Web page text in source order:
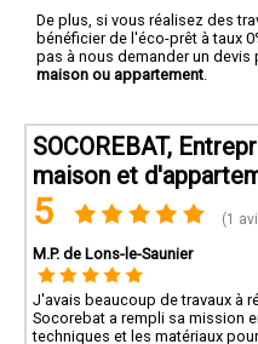
De plus, si vous réalisez des
bénéficier de l'éco-prêt à taux
pas à nous demander un devis
maison ou appartement
SOCOREBAT,
maison et
5 (1
M.P. de Lons-le-Saunier
J'avais beaucoup de travaux à
Socorebat a rempli sa mission
techniques et les matériaux